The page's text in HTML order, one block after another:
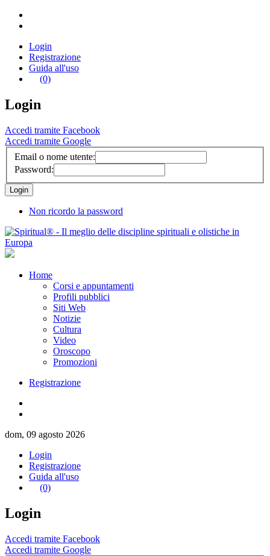
Login
Registrazione
Guida all'uso
(0)
Login
Accedi tramite Facebook
Accedi tramite Google
Email o nome utente:
Password:
Non ricordo la password
Home
Corsi e appuntamenti
Profili pubblici
Siti Web
Notizie
Cultura
Video
Oroscopo
Promozioni
Registrazione
dom, 09 agosto 2026
Login
Registrazione
Guida all'uso
(0)
Login
Accedi tramite Facebook
Accedi tramite Google